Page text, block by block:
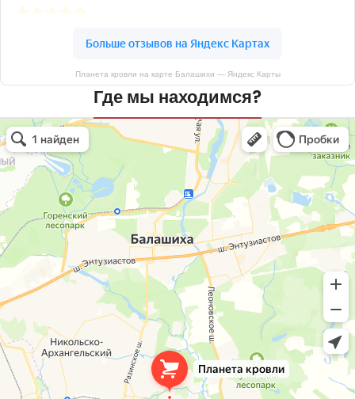
Планета кровли на карте Балашихи — Яндекс Карты
Где мы находимся?
Планета кровли
Кровля и кровельные материалы в Балашихе
Окна в Балашихе